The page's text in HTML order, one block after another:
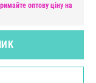
оптову ціну на